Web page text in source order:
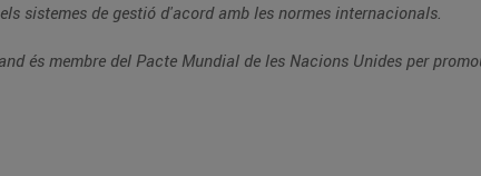
professions i certifiquen els sistemes de gestió d'acord amb les normes internacionals.
Des de 2006, TÜV Rheinland és membre del